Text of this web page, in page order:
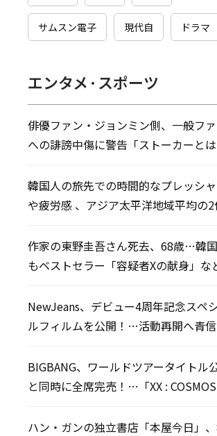
サムスン電子 現代自 ドラマ
エンタメ·スポーツ
俳優ファン・ジョンミン側、一般フ
への誹謗中傷に警告「ストーカーと
韓国人の旅先での時間的なプレッシ
や疲労感 、アジア太平洋地域平均の
作家の東野圭吾さん死去、68歳…韓
もベストセラー「容疑者Xの献身」な
NewJeans、デビュー4周年記念スペ
ルフィルムを公開！…活動再開へ青
BIGBANG、ワールドツアータイトル
と同時に全席完売！…「XX :
ハン・ガンの独立書店「本屋今日」